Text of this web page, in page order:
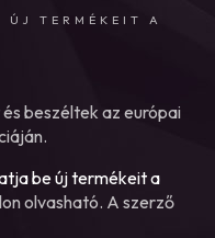
ÚJ TERMÉKEIT A
beszéltek az európai
be új termékeit a
olvasható. A szerző